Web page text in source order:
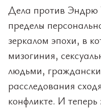
Дела против Эндрю
пределы
зеркалом эпохи, в
мизогиния,
людьми,
расследования
конфликте. И теперь